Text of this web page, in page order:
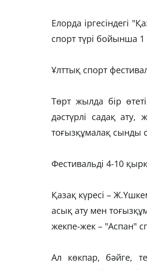
Елорда іргесіндегі
спорт түрі бойынша
Ұлттық спорт
Төрт жылда бір
дәстүрлі садақ ату,
тоғызқұмалақ сынды
Фестивальді 4-10
Қазақ күресі –
асық ату мен
жекпе-жек – "Аспан"
Ал көкпар, бәйге,